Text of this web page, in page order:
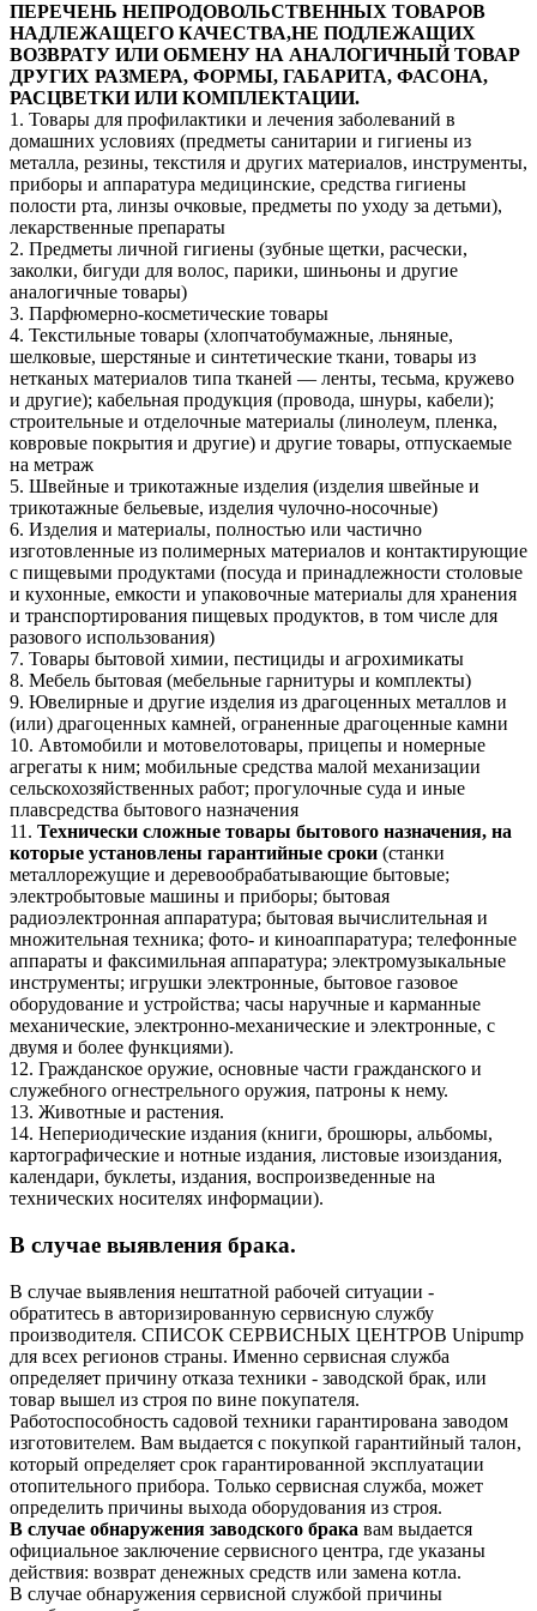
ПЕРЕЧЕНЬ НЕПРОДОВОЛЬСТВЕННЫХ ТОВАРОВ
НАДЛЕЖАЩЕГО КАЧЕСТВА,НЕ ПОДЛЕЖАЩИХ
ВОЗВРАТУ ИЛИ ОБМЕНУ НА АНАЛОГИЧНЫЙ ТОВАР
ДРУГИХ РАЗМЕРА, ФОРМЫ, ГАБАРИТА, ФАСОНА,
РАСЦВЕТКИ ИЛИ КОМПЛЕКТАЦИИ.
1. Товары для профилактики и лечения заболеваний в
домашних условиях (предметы санитарии и гигиены из
металла, резины, текстиля и других материалов, инструменты,
приборы и аппаратура медицинские, средства гигиены
полости рта, линзы очковые, предметы по уходу за детьми),
лекарственные препараты
2. Предметы личной гигиены (зубные щетки, расчески,
заколки, бигуди для волос, парики, шиньоны и другие
аналогичные товары)
3. Парфюмерно-косметические товары
4. Текстильные товары (хлопчатобумажные, льняные,
шелковые, шерстяные и синтетические ткани, товары из
нетканых материалов типа тканей — ленты, тесьма, кружево
и другие); кабельная продукция (провода, шнуры, кабели);
строительные и отделочные материалы (линолеум, пленка,
ковровые покрытия и другие) и другие товары, отпускаемые
на метраж
5. Швейные и трикотажные изделия (изделия швейные и
трикотажные бельевые, изделия чулочно-носочные)
6. Изделия и материалы, полностью или частично
изготовленные из полимерных материалов и контактирующие
с пищевыми продуктами (посуда и принадлежности столовые
и кухонные, емкости и упаковочные материалы для хранения
и транспортирования пищевых продуктов, в том числе для
разового использования)
7. Товары бытовой химии, пестициды и агрохимикаты
8. Мебель бытовая (мебельные гарнитуры и комплекты)
9. Ювелирные и другие изделия из драгоценных металлов и
(или) драгоценных камней, ограненные драгоценные камни
10. Автомобили и мотовелотовары, прицепы и номерные
агрегаты к ним; мобильные средства малой механизации
сельскохозяйственных работ; прогулочные суда и иные
плавсредства бытового назначения
11. Технически сложные товары бытового назначения, на
которые установлены гарантийные сроки (станки
металлорежущие и деревообрабатывающие бытовые;
электробытовые машины и приборы; бытовая
радиоэлектронная аппаратура; бытовая вычислительная и
множительная техника; фото- и киноаппаратура; телефонные
аппараты и факсимильная аппаратура; электромузыкальные
инструменты; игрушки электронные, бытовое газовое
оборудование и устройства; часы наручные и карманные
механические, электронно-механические и электронные, с
двумя и более функциями).
12. Гражданское оружие, основные части гражданского и
служебного огнестрельного оружия, патроны к нему.
13. Животные и растения.
14. Непериодические издания (книги, брошюры, альбомы,
картографические и нотные издания, листовые изоиздания,
календари, буклеты, издания, воспроизведенные на
технических носителях информации).
В случае выявления брака.
В случае выявления нештатной рабочей ситуации -
обратитесь в авторизированную сервисную службу
производителя. СПИСОК СЕРВИСНЫХ ЦЕНТРОВ Unipump
для всех регионов страны. Именно сервисная служба
определяет причину отказа техники - заводской брак, или
товар вышел из строя по вине покупателя.
Работоспособность садовой техники гарантирована заводом
изготовителем. Вам выдается с покупкой гарантийный талон,
который определяет срок гарантированной эксплуатации
отопительного прибора. Только сервисная служба, может
определить причины выхода оборудования из строя.
В случае обнаружения заводского брака вам выдается
официальное заключение сервисного центра, где указаны
действия: возврат денежных средств или замена котла.
В случае обнаружения сервисной службой причины